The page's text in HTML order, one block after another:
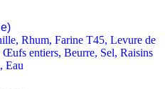
, Rhum, Farine T45, Levure de
Œufs entiers, Beurre, Sel, Raisins
, Eau